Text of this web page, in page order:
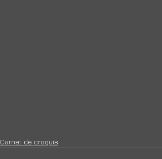
Carnet de croquis